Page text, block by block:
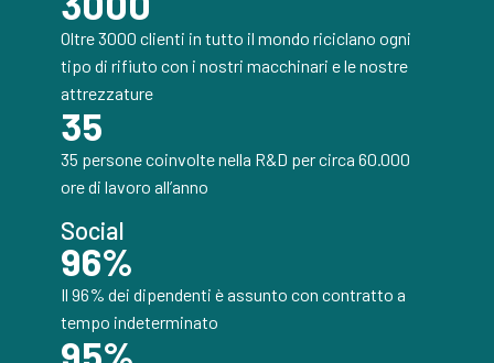
Oltre 3000 clienti in tutto il mondo riciclano ogni
tipo di rifiuto con i nostri macchinari e le nostre
attrezzature
35 persone coinvolte nella R&D per circa 60.000
ore di lavoro all’anno
35
Social
Il 96% dei dipendenti è assunto con contratto a
tempo indeterminato
96%